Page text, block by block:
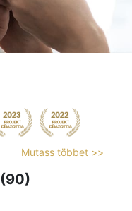
Mutass többet >>
(90)